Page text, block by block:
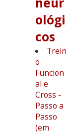
ológi
cos
Trein
o
Funcion
al e
Cross -
Passo a
Passo
(em